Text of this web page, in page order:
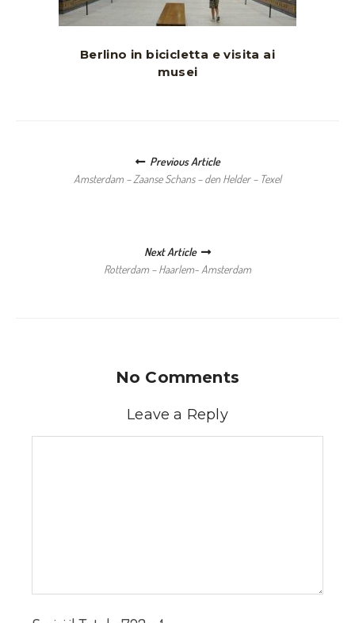
Berlino in bicicletta e visita ai
musei
Previous Article
Amsterdam – Zaanse Schans – den Helder – Texel
Next Article
Rotterdam – Haarlem- Amsterdam
No Comments
Leave a Reply